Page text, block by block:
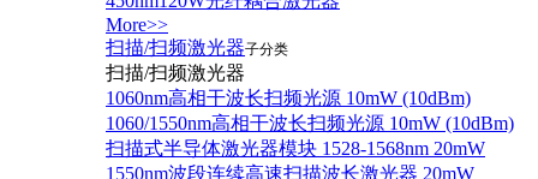
More>>
扫描/扫频激光器子分类
扫描/扫频激光器
1060nm高相干波长扫频光源 10mW (10dBm)
1060/1550nm高相干波长扫频光源 10mW (10dBm)
扫描式半导体激光器模块 1528-1568nm 20mW
1550nm波段连续高速扫描波长激光器 20mW